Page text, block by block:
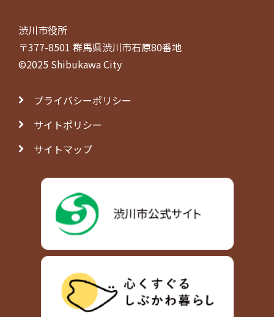
渋川市役所
〒377-8501 群馬県渋川市石原80番地
©2025 Shibukawa City
プライバシーポリシー
サイトポリシー
サイトマップ